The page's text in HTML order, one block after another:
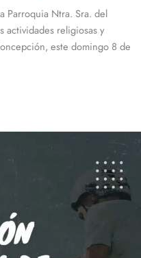
Parroquia Ntra. Sra. del
actividades religiosas y
este domingo 8 de